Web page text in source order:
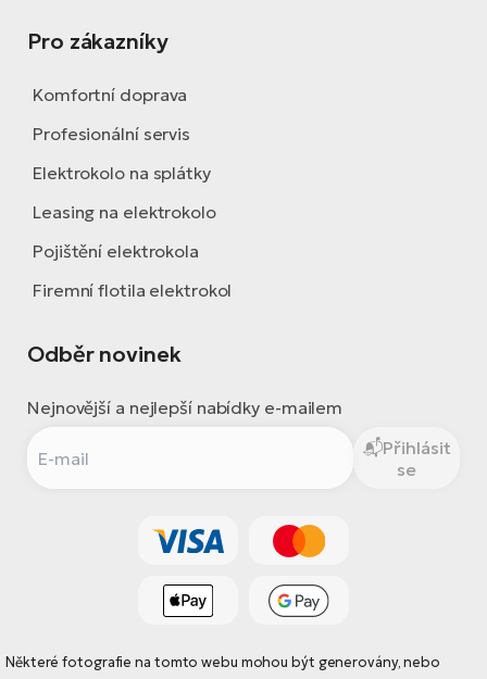
Pro zákazníky
Komfortní doprava
Profesionální servis
Elektrokolo na splátky
Leasing na elektrokolo
Pojištění elektrokola
Firemní flotila elektrokol
Odběr novinek
Nejnovější a nejlepší nabídky e-mailem
Přihlásit
se
Některé fotografie na tomto webu mohou být generovány, nebo